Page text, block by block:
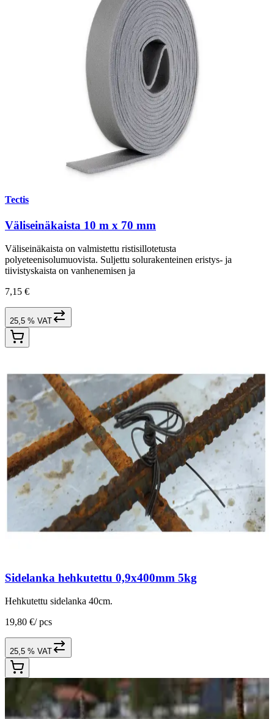
Tectis
Väliseinäkaista 10 m x 70 mm
Väliseinäkaista on valmistettu ristisillotetusta
polyeteenisolumuovista. Suljettu solurakenteinen eristys- ja
tiivistyskaista on vanhenemisen ja
7,15 €
25,5 % VAT
Sidelanka hehkutettu 0,9x400mm 5kg
Hehkutettu sidelanka 40cm.
19,80 €/ pcs
25,5 % VAT